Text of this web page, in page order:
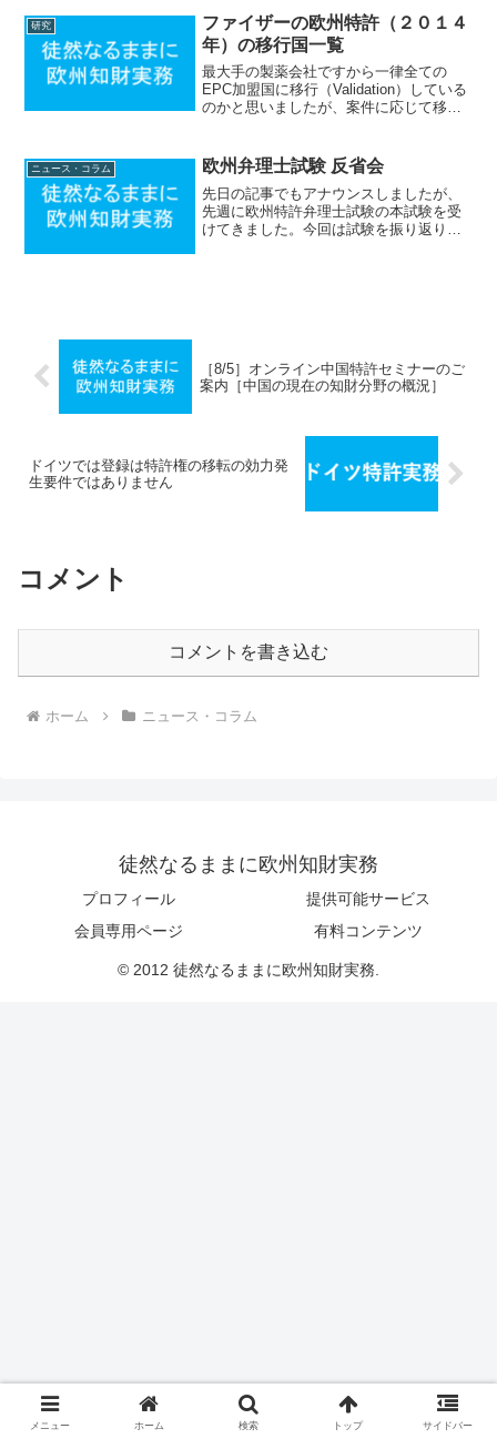
研究
ファイザーの欧州特許（２０１４
年）の移行国一覧
最大手の製薬会社ですから一律全ての
EPC加盟国に移行（Validation）している
のかと思いましたが、案件に応じて移行
ニュース・コラム 欧州弁理士試験 反省会
先日の記事でもアナウンスしましたが、
先週に欧州特許弁理士試験の本試験を受
けてきました。今回は試験を振り返りた
［8/5］オンライン中国特許セミナーのご
案内［中国の現在の知財分野の概況］
ドイツでは登録は特許権の移転の効力発
生要件ではありません
コメント
コメントを書き込む
ホーム ニュース・コラム
徒然なるままに欧州知財実務
プロフィール
提供可能サービス
会員専用ページ
有料コンテンツ
© 2012 徒然なるままに欧州知財実務.
メニュー ホーム 検索 トップ サイドバー